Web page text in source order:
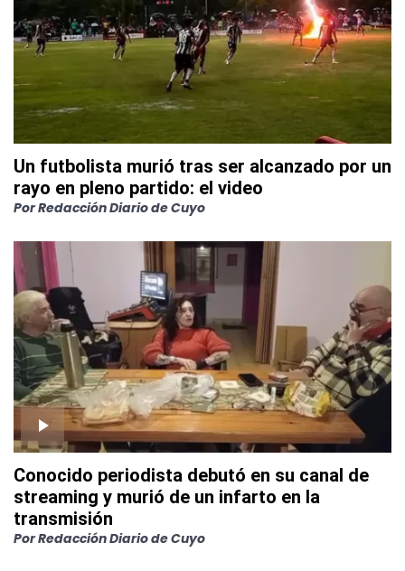
Un futbolista murió tras ser alcanzado por un
rayo en pleno partido: el video
PorRedacción Diario de Cuyo
Conocido periodista debutó en su canal de
streaming y murió de un infarto en la
transmisión
PorRedacción Diario de Cuyo